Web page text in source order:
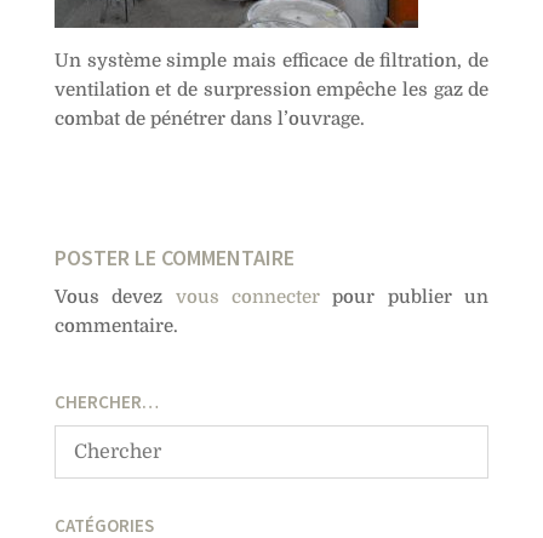
Un système simple mais efficace de filtration, de
ventilation et de surpression empêche les gaz de
combat de pénétrer dans l’ouvrage.
POSTER LE COMMENTAIRE
Vous devez vous connecter pour publier un
commentaire.
CHERCHER…
CATÉGORIES